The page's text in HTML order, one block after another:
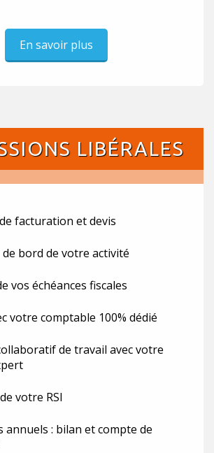
En savoir plus
LIBÉRALES
facturation et devis
bord de votre activité
vos échéances fiscales
votre comptable 100% dédié
de travail avec votre
votre RSI
annuels : bilan et compte de